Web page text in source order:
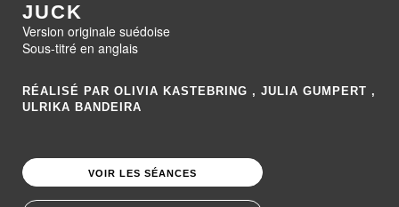
JUCK
Version originale suédoise
Sous-titré en anglais
RÉALISÉ PAR OLIVIA KASTEBRING , JULIA GUMPERT ,
ULRIKA BANDEIRA
VOIR LES SÉANCES